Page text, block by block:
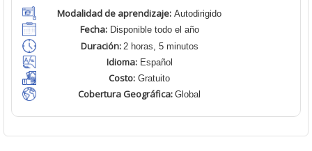
Modalidad de aprendizaje: Autodirigido
Fecha:Disponible todo el año
Duración: 2 horas, 5 minutos
Idioma:Español
Costo: Gratuito
Cobertura Geográfica: Global